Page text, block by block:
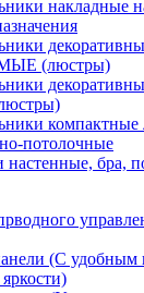
накладные
(люстры)
потолочные
бра,
(С удобным